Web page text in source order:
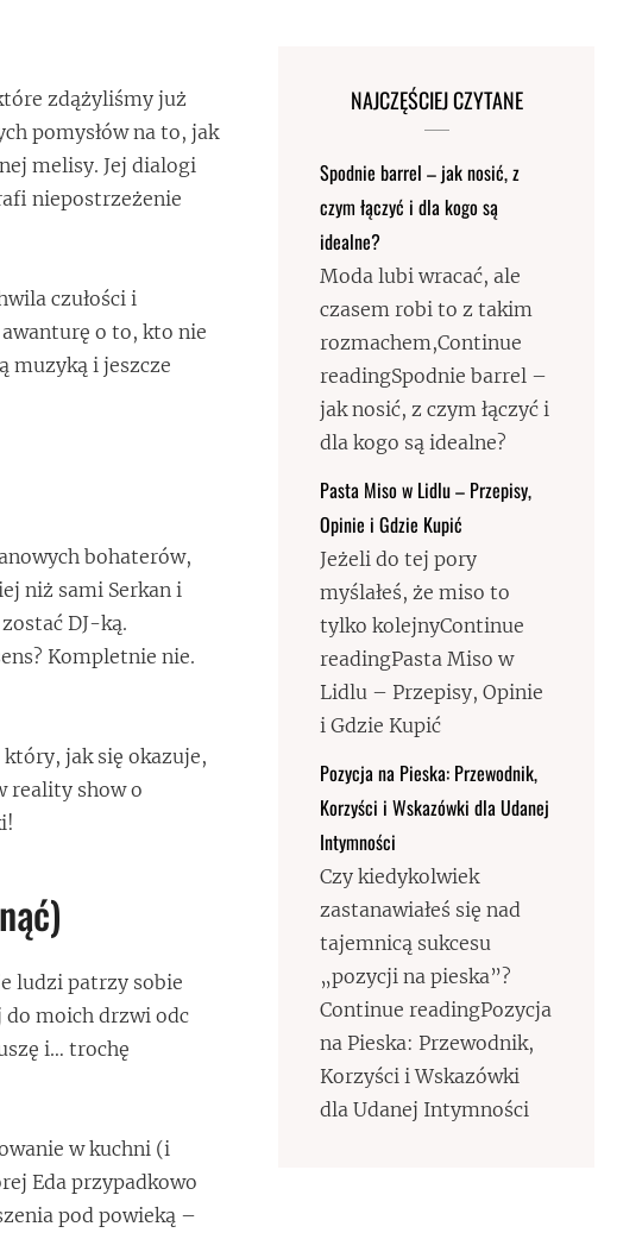
zdążyliśmy już
pomysłów na to, jak
melisy. Jej dialogi
niepostrzeżenie
czułości i
o to, kto nie
muzyką i jeszcze
bohaterów,
niż sami Serkan i
DJ-ką.
Kompletnie nie.
który, jak się okazuje,
reality show o
ludzi patrzy sobie
do moich drzwi odc
i… trochę
w kuchni (i
Eda przypadkowo
pod powieką –
NAJCZĘŚCIEJ CZYTANE
Spodnie barrel – jak nosić, z
czym łączyć i dla kogo są
idealne?
Moda lubi wracać, ale
czasem robi to z takim
rozmachem,Continue
readingSpodnie barrel –
jak nosić, z czym łączyć i
dla kogo są idealne?
Pasta Miso w Lidlu – Przepisy,
Opinie i Gdzie Kupić
Jeżeli do tej pory
myślałeś, że miso to
tylko kolejnyContinue
readingPasta Miso w
Lidlu – Przepisy, Opinie
i Gdzie Kupić
Pozycja na Pieska: Przewodnik,
Korzyści i Wskazówki dla Udanej
Intymności
Czy kiedykolwiek
zastanawiałeś się nad
tajemnicą sukcesu
„pozycji na pieska”?
Continue readingPozycja
na Pieska: Przewodnik,
Korzyści i Wskazówki
dla Udanej Intymności